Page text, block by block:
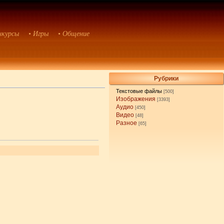
• Игры • Общение
Рубрики
Текстовые файлы [500]
Изображения [3393]
Аудио [450]
Видео [48]
Разное [65]